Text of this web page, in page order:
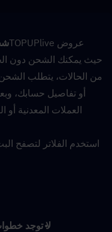
عروض TOPUPlive
العملات المعدنية
لا توجد